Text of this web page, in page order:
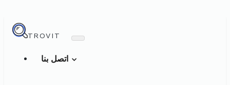
TROVIT